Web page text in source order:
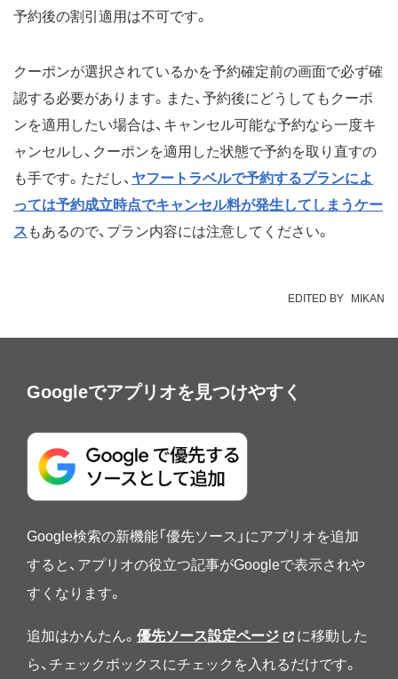
予約後の割引適用は不可です。
クーポンが選択されているかを予約確定前の画面で必ず確
認する必要があります。また、予約後にどうしてもクーポ
ンを適用したい場合は、キャンセル可能な予約なら一度キ
ャンセルし、クーポンを適用した状態で予約を取り直すの
も手です。ただし、 ヤフートラベルで予約するプランによ
っては予約成立時点でキャンセル料が発生してしまうケー
ス もあるので、プラン内容には注意してください。
EDITED BY MIKAN
Googleでアプリオを見つけやすく
Google検索の新機能「優先ソース」にアプリオを追加
すると、アプリオの役立つ記事がGoogleで表示されや
すくなります。
追加はかんたん。 優先ソース設定ページ
に移動した
ら、チェックボックスにチェックを入れるだけです。